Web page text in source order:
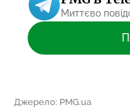
Миттєво
Джерело: PMG.ua